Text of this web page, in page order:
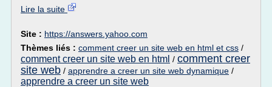
Lire la suite
Site : https://answers.yahoo.com
Thèmes liés : comment creer un site web en html et css /
comment creer un site web en html / comment creer
site web / apprendre a creer un site web dynamique /
apprendre a creer un site web